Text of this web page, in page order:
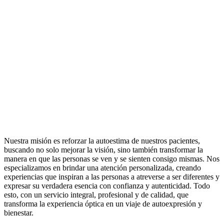
Nuestra misión es reforzar la autoestima de nuestros pacientes,
buscando no solo mejorar la visión, sino también transformar la
manera en que las personas se ven y se sienten consigo mismas. Nos
especializamos en brindar una atención personalizada, creando
experiencias que inspiran a las personas a atreverse a ser diferentes y
expresar su verdadera esencia con confianza y autenticidad. Todo
esto, con un servicio integral, profesional y de calidad, que
transforma la experiencia óptica en un viaje de autoexpresión y
bienestar.